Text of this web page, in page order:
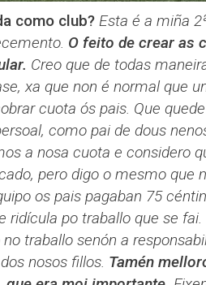
como club? Esta é a miña
O feito de crear as
Creo que de todas
xa que non é normal que
cuota ós pais. Que
como pai de dous
a nosa cuota e considero
pero digo o mesmo que
os pais pagaban 75
ridícula po traballo que se
traballo senón a
nosos fillos. Tamén